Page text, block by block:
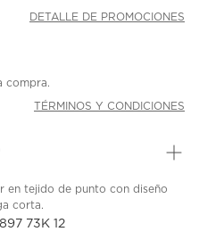
DETALLE DE PROMOCIONES
compra.
TÉRMINOS Y CONDICIONES
en tejido de punto con diseño
corta.
73K 12